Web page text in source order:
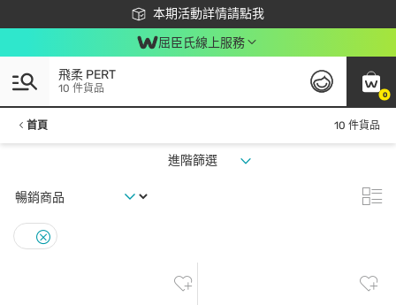
本期活動詳情請點我
下載app最高回饋$350
屈臣氏線上服務
0
飛柔 PERT
10 件貨品
首頁 10 件貨品
進階篩選